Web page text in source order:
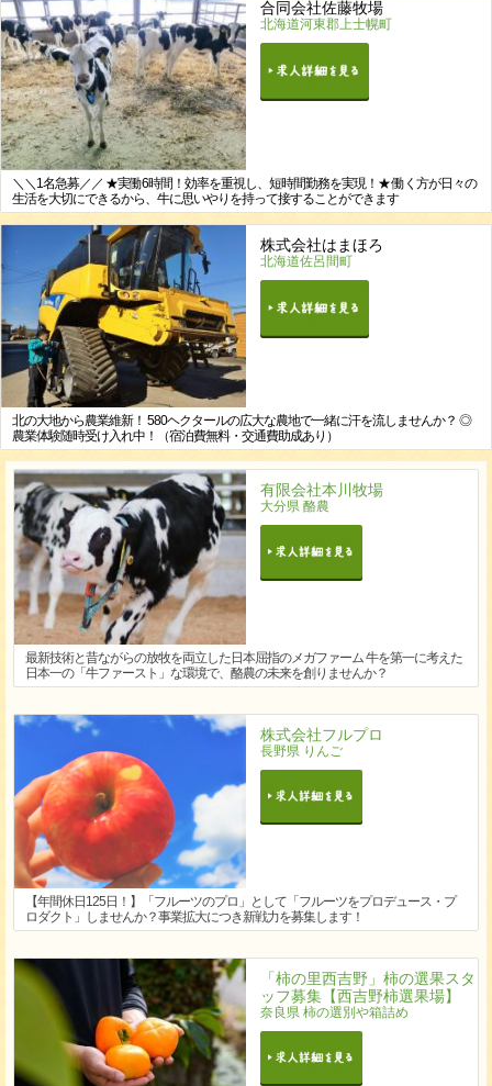
合同会社佐藤牧場
北海道河東郡上士幌町
＼＼1名急募／／ ★実働6時間！効率を重視し、短時間勤務を実現！★ 働く方が日々の
生活を大切にできるから、牛に思いやりを持って接することができます
株式会社はまほろ
北海道佐呂間町
北の大地から農業維新！ 580ヘクタールの広大な農地で一緒に汗を流しませんか？ ◎
農業体験随時受け入れ中！（宿泊費無料・交通費助成あり）
有限会社本川牧場
大分県 酪農
最新技術と昔ながらの放牧を両立した日本屈指のメガファーム 牛を第一に考えた
日本一の「牛ファースト」な環境で、酪農の未来を創りませんか？
株式会社フルプロ
長野県 りんご
【年間休日125日！】「フルーツのプロ」として「フルーツをプロデュース・プ
ロダクト」しませんか？事業拡大につき新戦力を募集します！
「柿の里西吉野」柿の選果スタ
ッフ募集【西吉野柿選果場】
奈良県 柿の選別や箱詰め